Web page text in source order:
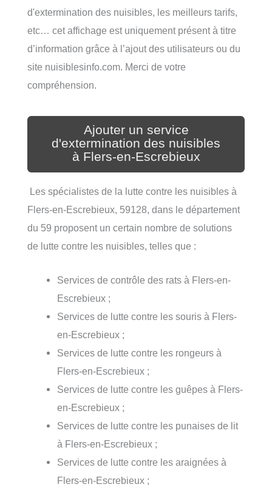
d'extermination des nuisibles, les meilleurs tarifs,
etc… cet affichage est uniquement présent à titre
d’information grâce à l’ajout des utilisateurs ou du
site nuisiblesinfo.com. Merci de votre
compréhension.
Ajouter un service
d'extermination des nuisibles
à Flers-en-Escrebieux
Les spécialistes de la lutte contre les nuisibles à
Flers-en-Escrebieux, 59128, dans le département
du 59 proposent un certain nombre de solutions
de lutte contre les nuisibles, telles que :
Services de contrôle des rats à Flers-en-
Escrebieux ;
Services de lutte contre les souris à Flers-
en-Escrebieux ;
Services de lutte contre les rongeurs à
Flers-en-Escrebieux ;
Services de lutte contre les guêpes à Flers-
en-Escrebieux ;
Services de lutte contre les punaises de lit
à Flers-en-Escrebieux ;
Services de lutte contre les araignées à
Flers-en-Escrebieux ;